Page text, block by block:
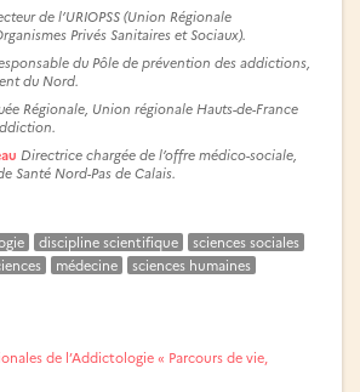
de l’URIOPSS (Union Régionale
Privés Sanitaires et Sociaux).
du Pôle de prévention des addictions,
du Nord.
Régionale, Union régionale Hauts-de-France
Directrice chargée de l’offre médico-sociale,
Santé Nord-Pas de Calais.
discipline scientifique
sciences sociales
médecine
sciences humaines
de l’Addictologie « Parcours de vie,